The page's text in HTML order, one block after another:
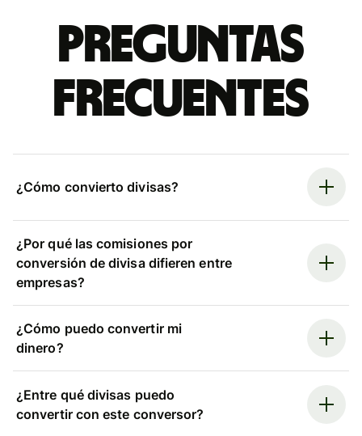
Preguntas
frecuentes
¿Cómo convierto divisas?
¿Por qué las comisiones por
conversión de divisa difieren entre
empresas?
¿Cómo puedo convertir mi
dinero?
¿Entre qué divisas puedo
convertir con este conversor?